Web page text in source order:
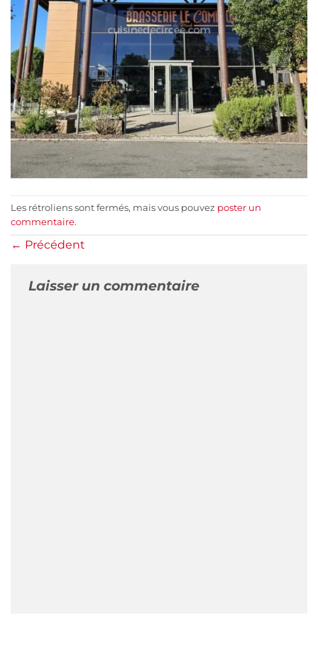
Les rétroliens sont fermés, mais vous pouvez poster un
commentaire.
← Précédent
Laisser un commentaire